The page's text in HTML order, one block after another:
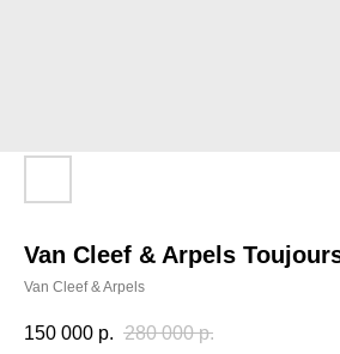
Van Cleef & Arpels
Van Cleef & Arpels
150 000 р. 280 000 р.